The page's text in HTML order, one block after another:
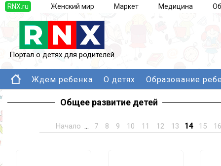
RNX.ru Женский мир Маркет Медицина
Портал о детях для родителей
Ждем ребенка О детях Образование
Общее развитие детей
Начало ... 7 8 9 10 11 12 13 14 15 16